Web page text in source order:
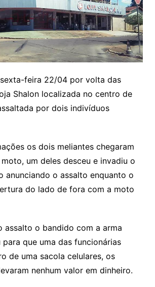
feira 22/04 por volta das
Shalon localizada no centro de
por dois indivíduos
os dois meliantes chegaram
um deles desceu e invadiu o
anunciando o assalto enquanto o
do lado de fora com a moto
assalto o bandido com a arma
que uma das funcionárias
de uma sacola celulares, os
nenhum valor em dinheiro.